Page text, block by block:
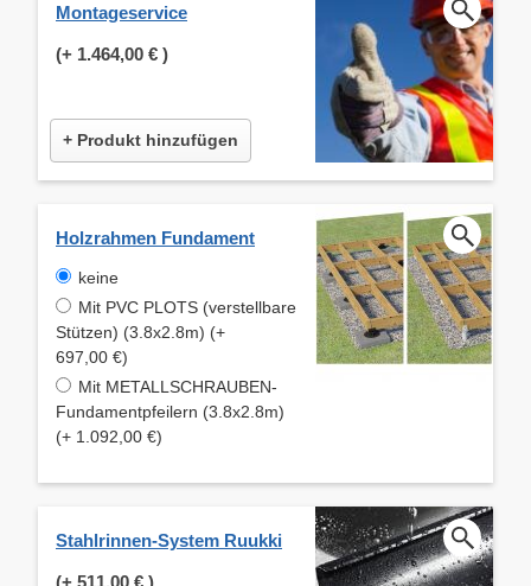
Montageservice
(+ 1.464,00 € )
+ Produkt hinzufügen
Holzrahmen Fundament
keine
Mit PVC PLOTS (verstellbare
Stützen) (3.8x2.8m) (+
697,00 €)
Mit METALLSCHRAUBEN-
Fundamentpfeilern (3.8x2.8m)
(+ 1.092,00 €)
Stahlrinnen-System Ruukki
(+ 511,00 € )